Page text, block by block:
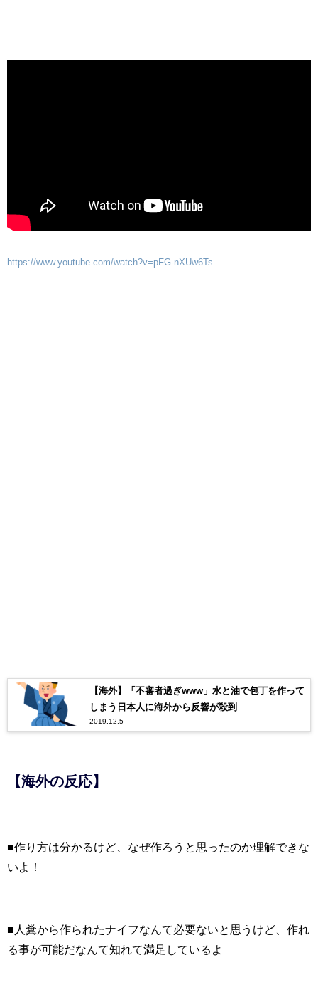
https://www.youtube.com/watch?v=pFG-nXUw6Ts
【海外】「不審者過ぎwww」水と油で包丁を作って
しまう日本人に海外から反響が殺到
2019.12.5
【海外の反応】
■作り方は分かるけど、なぜ作ろうと思ったのか理解できな
いよ！
■人糞から作られたナイフなんて必要ないと思うけど、作れ
る事が可能だなんて知れて満足しているよ